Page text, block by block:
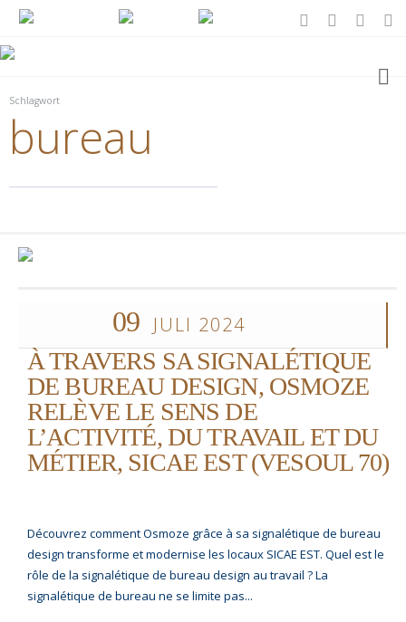
Schlagwort
bureau
09 JULI 2024
À TRAVERS SA SIGNALÉTIQUE
DE BUREAU DESIGN, OSMOZE
RELÈVE LE SENS DE
L’ACTIVITÉ, DU TRAVAIL ET DU
MÉTIER, SICAE EST (VESOUL 70)
Découvrez comment Osmoze grâce à sa signalétique de bureau
design transforme et modernise les locaux SICAE EST. Quel est le
rôle de la signalétique de bureau design au travail ? La
signalétique de bureau ne se limite pas...